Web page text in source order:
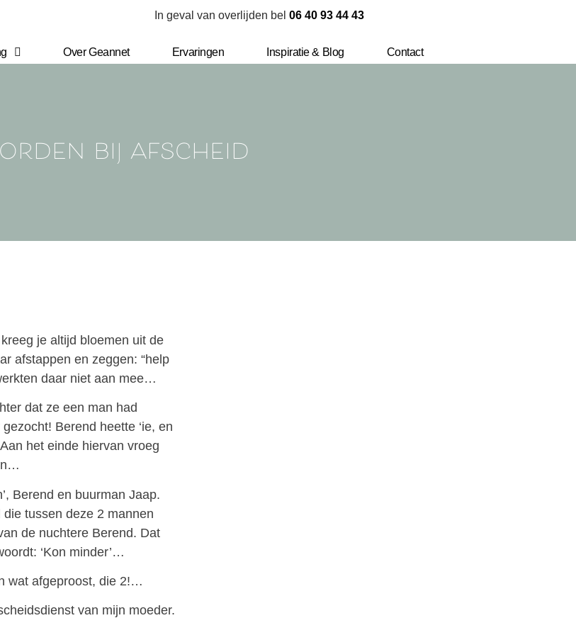
In geval van overlijden bel 06 40 93 44 43
Over Geannet Ervaringen Inspiratie & Blog Contact
bij afscheid
je altijd bloemen uit de
afstappen en zeggen: “help
daar niet aan mee…
dat ze een man had
Berend heette ‘ie, en
het einde hiervan vroeg
Berend en buurman Jaap.
tussen deze 2 mannen
de nuchtere Berend. Dat
‘Kon minder’…
wat afgeproost, die 2!…
van mijn moeder.